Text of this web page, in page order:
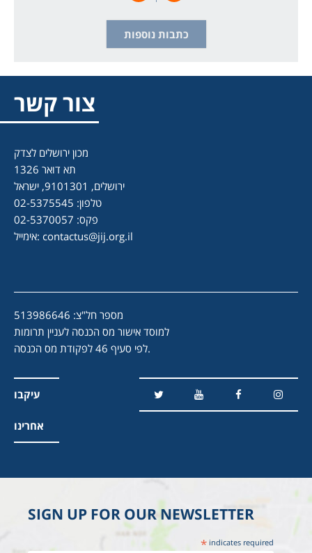
כתבות נוספות
צור קשר
מכון ירושלים לצדק
תא דואר 1326
ירושלים, 9101301, ישראל
טלפון: 02-5375545
פקס: 02-5370057
אימייל: contactus@jij.org.il
מספר חל"צ: 513986646
למוסד אישור מס הכנסה לעניין תרומות
לפי סעיף 46 לפקודת מס הכנסה.
עיקבו
אחרינו
SIGN UP FOR OUR NEWSLETTER
* indicates required